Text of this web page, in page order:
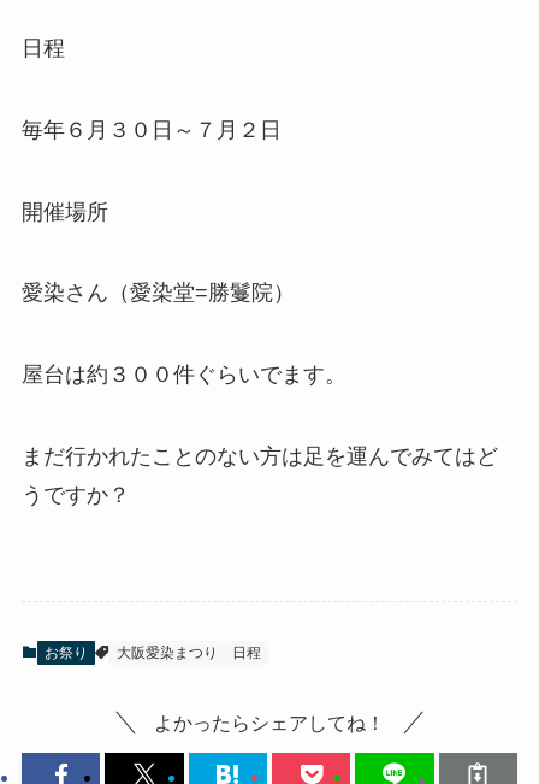
日程
毎年６月３０日～７月２日
開催場所
愛染さん（愛染堂=勝鬘院）
屋台は約３００件ぐらいでます。
まだ行かれたことのない方は足を運んでみてはど
うですか？
お祭り 大阪愛染まつり 日程
よかったらシェアしてね！